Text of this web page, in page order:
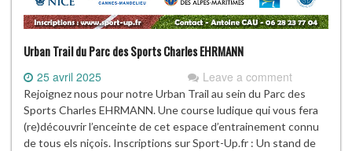
Urban Trail du Parc des Sports Charles EHRMANN
25 avril 2025 Leave a comment
Rejoignez nous pour notre Urban Trail au sein du Parc des
Sports Charles EHRMANN. Une course ludique qui vous fera
(re)découvrir l’enceinte de cet espace d’entrainement connu
de tous els niçois. Inscriptions sur Sport-Up.fr : Un stand de